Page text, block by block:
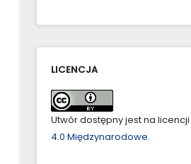
LICENCJA
Utwór dostępny jest na licencji
4.0 Międzynarodowe.